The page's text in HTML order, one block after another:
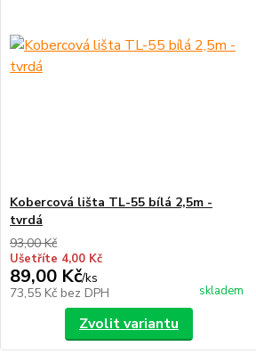
Kobercová lišta TL-55 bílá 2,5m -
tvrdá
93,00 Kč
Ušetříte 4,00 Kč
89,00 Kč/ks
73,55 Kč bez DPH skladem
Zvolit variantu